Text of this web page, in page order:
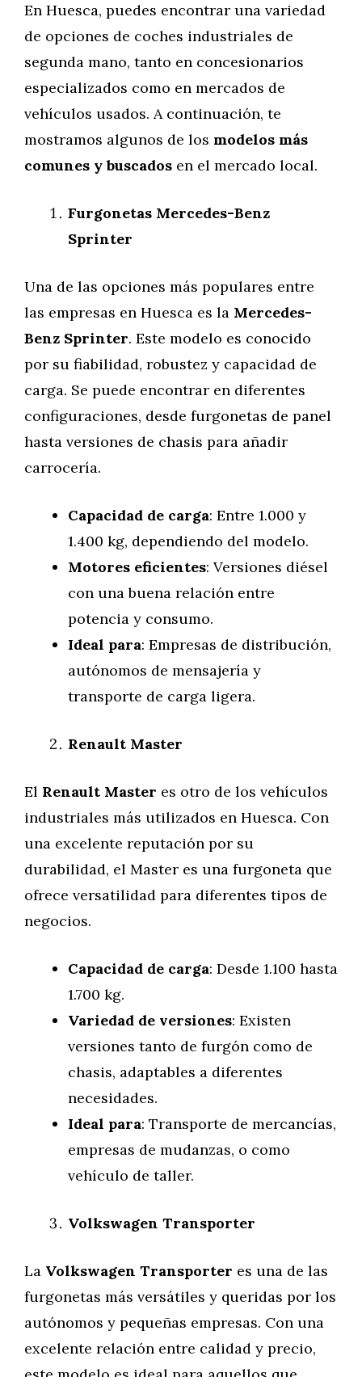
En Huesca, puedes encontrar una variedad
de opciones de coches industriales de
segunda mano, tanto en concesionarios
especializados como en mercados de
vehículos usados. A continuación, te
mostramos algunos de los modelos más
comunes y buscados en el mercado local.
Furgonetas Mercedes-Benz
Sprinter
Una de las opciones más populares entre
las empresas en Huesca es la Mercedes-
Benz Sprinter. Este modelo es conocido
por su fiabilidad, robustez y capacidad de
carga. Se puede encontrar en diferentes
configuraciones, desde furgonetas de panel
hasta versiones de chasis para añadir
carrocería.
Capacidad de carga: Entre 1.000 y
1.400 kg, dependiendo del modelo.
Motores eficientes: Versiones diésel
con una buena relación entre
potencia y consumo.
Ideal para: Empresas de distribución,
autónomos de mensajería y
transporte de carga ligera.
Renault Master
El Renault Master es otro de los vehículos
industriales más utilizados en Huesca. Con
una excelente reputación por su
durabilidad, el Master es una furgoneta que
ofrece versatilidad para diferentes tipos de
negocios.
Capacidad de carga: Desde 1.100 hasta
1.700 kg.
Variedad de versiones: Existen
versiones tanto de furgón como de
chasis, adaptables a diferentes
necesidades.
Ideal para: Transporte de mercancías,
empresas de mudanzas, o como
vehículo de taller.
Volkswagen Transporter
La Volkswagen Transporter es una de las
furgonetas más versátiles y queridas por los
autónomos y pequeñas empresas. Con una
excelente relación entre calidad y precio,